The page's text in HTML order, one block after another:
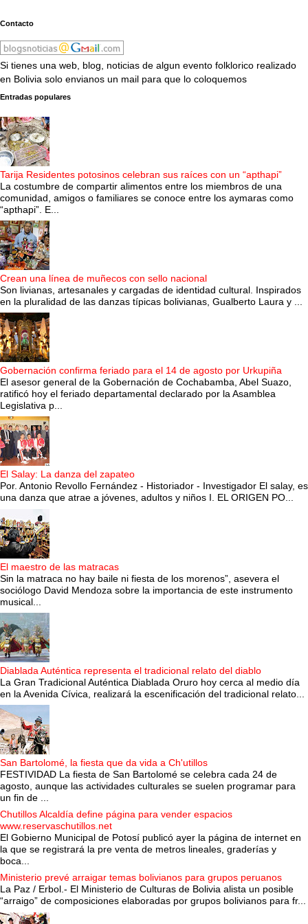
Contacto
Si tienes una web, blog, noticias de algun evento folklorico realizado
en Bolivia solo envianos un mail para que lo coloquemos
Entradas populares
Tarija Residentes potosinos celebran sus raíces con un “apthapi”
La costumbre de compartir alimentos entre los miembros de una
comunidad, amigos o familiares se conoce entre los aymaras como
“apthapi”. E...
Crean una línea de muñecos con sello nacional
Son livianas, artesanales y cargadas de identidad cultural. Inspirados
en la pluralidad de las danzas típicas bolivianas, Gualberto Laura y ...
Gobernación confirma feriado para el 14 de agosto por Urkupiña
El asesor general de la Gobernación de Cochabamba, Abel Suazo,
ratificó hoy el feriado departamental declarado por la Asamblea
Legislativa p...
El Salay: La danza del zapateo
Por. Antonio Revollo Fernández - Historiador - Investigador El salay, es
una danza que atrae a jóvenes, adultos y niños I. EL ORIGEN PO...
El maestro de las matracas
Sin la matraca no hay baile ni fiesta de los morenos”, asevera el
sociólogo David Mendoza sobre la importancia de este instrumento
musical...
Diablada Auténtica representa el tradicional relato del diablo
La Gran Tradicional Auténtica Diablada Oruro hoy cerca al medio día
en la Avenida Cívica, realizará la escenificación del tradicional relato...
San Bartolomé, la fiesta que da vida a Ch'utillos
FESTIVIDAD La fiesta de San Bartolomé se celebra cada 24 de
agosto, aunque las actividades culturales se suelen programar para
un fin de ...
Chutillos Alcaldía define página para vender espacios
www.reservaschutillos.net
El Gobierno Municipal de Potosí publicó ayer la página de internet en
la que se registrará la pre venta de metros lineales, graderías y
boca...
Ministerio prevé arraigar temas bolivianos para grupos peruanos
La Paz / Erbol.- El Ministerio de Culturas de Bolivia alista un posible
“arraigo” de composiciones elaboradas por grupos bolivianos para fr...